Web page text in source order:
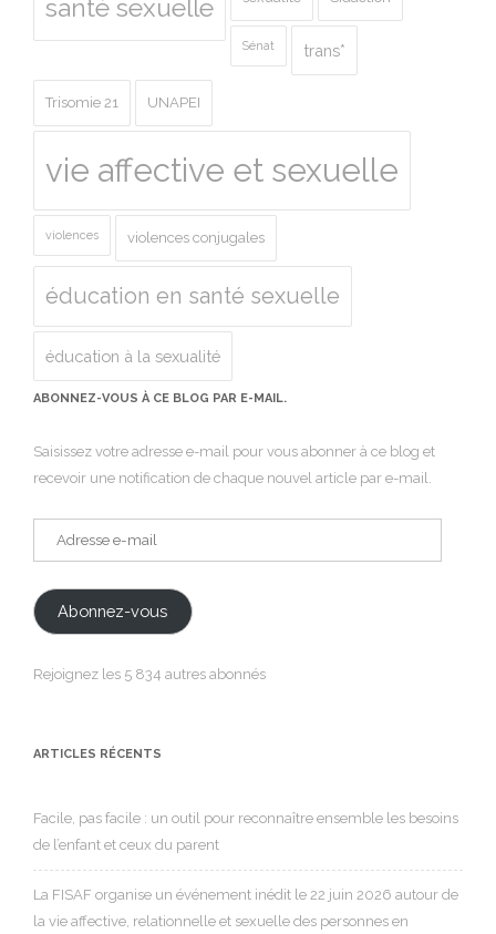
santé sexuelle
Sénat trans*
Trisomie 21 UNAPEI
vie affective et sexuelle
violences violences conjugales
éducation en santé sexuelle
éducation à la sexualité
ABONNEZ-VOUS À CE BLOG PAR E-MAIL.
Saisissez votre adresse e-mail pour vous abonner à ce blog et
recevoir une notification de chaque nouvel article par e-mail.
Abonnez-vous
Rejoignez les 5 834 autres abonnés
ARTICLES RÉCENTS
Facile, pas facile : un outil pour reconnaître ensemble les besoins
de l’enfant et ceux du parent
La FISAF organise un événement inédit le 22 juin 2026 autour de
la vie affective, relationnelle et sexuelle des personnes en